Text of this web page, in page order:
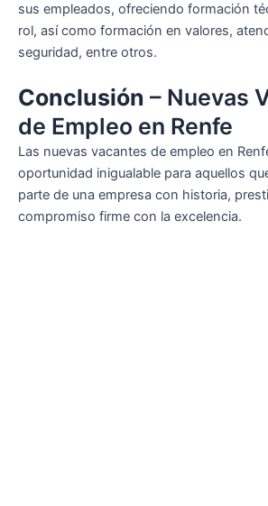
sus empleados, ofreciendo formación
rol, así como formación en valores,
seguridad, entre otros.
Conclusión – Nuevas
de Empleo en Renfe
Las nuevas vacantes de empleo en
oportunidad inigualable para aquellos
parte de una empresa con historia,
compromiso firme con la excelencia.